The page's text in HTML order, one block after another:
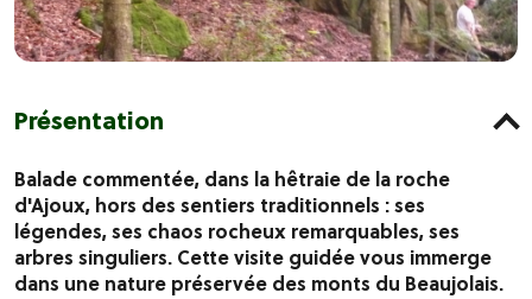
Présentation
Balade commentée, dans la hêtraie de la roche
d'Ajoux, hors des sentiers traditionnels : ses
légendes, ses chaos rocheux remarquables, ses
arbres singuliers. Cette visite guidée vous immerge
dans une nature préservée des monts du Beaujolais.